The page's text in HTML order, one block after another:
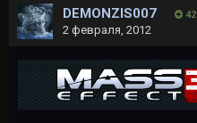
DEMONZIS007 42
2 февраля, 2012